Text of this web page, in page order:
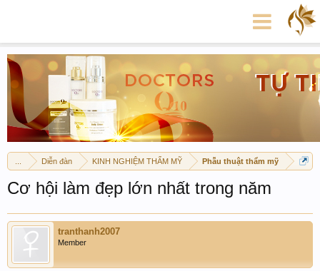
Diễn đàn KINH NGHIỆM THẨM MỸ Phẫu thuật thẩm mỹ
Cơ hội làm đẹp lớn nhất trong năm
tranthanh2007
Member